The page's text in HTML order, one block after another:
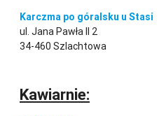
Karczma po góralsku u Stasi
ul. Jana Pawła II 2
34-460 Szlachtowa
Kawiarnie: